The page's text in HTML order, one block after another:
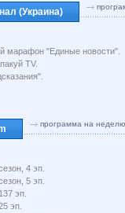
(Украина)
марафон "Единые новости".
TV.
программа на
4 эп.
5 эп.
эп.
эп.